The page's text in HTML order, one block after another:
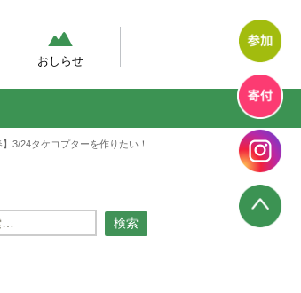
おしらせ
】3/24タケコプターを作りたい！